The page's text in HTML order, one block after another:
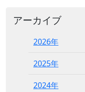
アーカイブ
2026年
2025年
2024年